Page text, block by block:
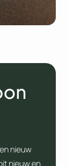
nieuw
nieuw en